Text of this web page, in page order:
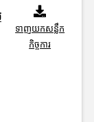
ទាញយកសន្លឹក
កិច្ចការ